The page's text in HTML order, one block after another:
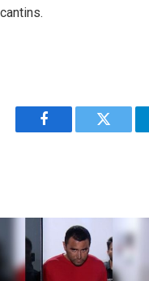
Facebook Twitter